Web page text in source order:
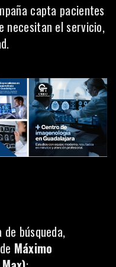
capta pacientes
necesitan el servicio,
búsqueda,
Máximo